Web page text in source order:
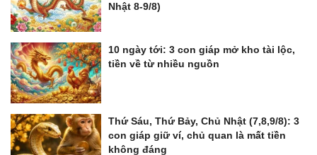
Nhật 8-9/8)
10 ngày tới: 3 con giáp mở kho tài lộc,
tiền về từ nhiều nguồn
Thứ Sáu, Thứ Bảy, Chủ Nhật (7,8,9/8): 3
con giáp giữ ví, chủ quan là mất tiền
không đáng